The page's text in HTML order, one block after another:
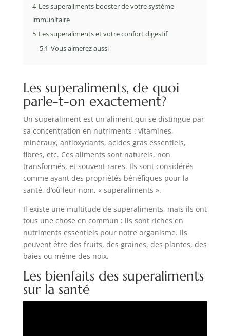
4 Les superaliments booster de votre système
immunitaire
5 Les superaliments et votre confort digestif
5.1 Vous aimerez aussi
Les superaliments, de quoi
parle-t-on exactement?
Un superaliment est un aliment qui se distingue par
sa concentration en nutriments : vitamines,
minéraux, antioxydants, acides gras essentiels,
fibres, etc. Ces aliments sont naturels, non
transformés, et souvent rares. Ils sont considérés
comme ayant des propriétés bénéfiques pour la
santé, d’où leur nom, « superaliments ».
Il existe une multitude de superaliments, mais ils ont
tous une chose en commun : ils sont riches en
nutriments essentiels pour notre organisme. Ils
peuvent être des fruits, des graines, des plantes, des
baies ou même des noix.
Les bienfaits des superaliments
sur la santé